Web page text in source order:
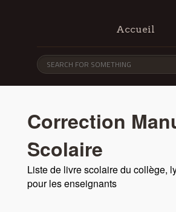
Accueil
Correction
Scolaire
Liste de livre scolaire du collège,
pour les enseignants